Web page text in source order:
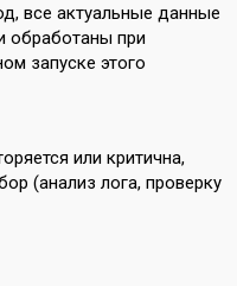
все актуальные данные
обработаны при
запуске этого
или критична,
(анализ лога, проверку